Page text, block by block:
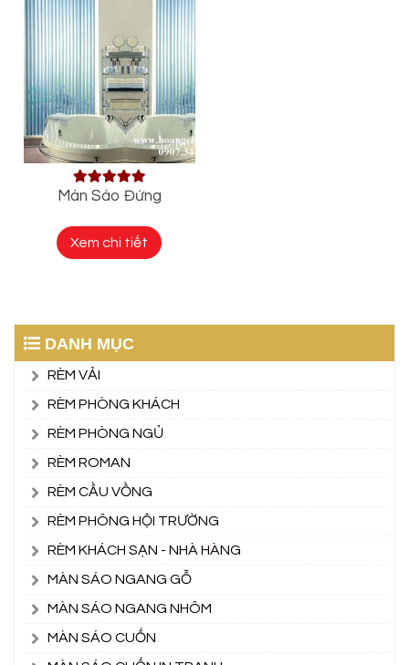
Màn Sáo Đứng
Xem chi tiết
DANH MỤC
RÈM VẢI
RÈM PHÒNG KHÁCH
RÈM PHÒNG NGỦ
RÈM ROMAN
RÈM CẦU VỒNG
RÈM PHÔNG HỘI TRƯỜNG
RÈM KHÁCH SẠN - NHÀ HÀNG
MÀN SÁO NGANG GỖ
MÀN SÁO NGANG NHÔM
MÀN SÁO CUỐN